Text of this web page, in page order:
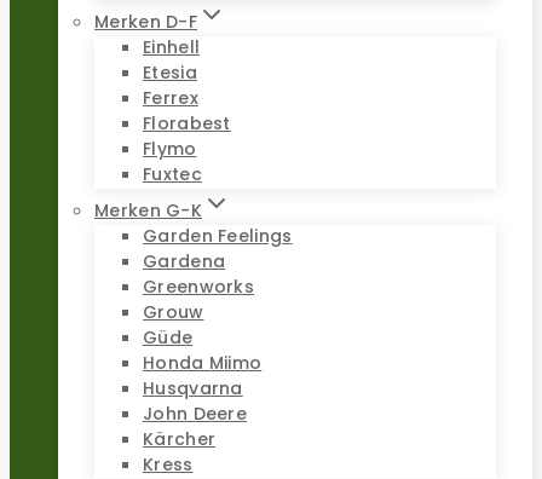
Merken D-F
Einhell
Etesia
Ferrex
Florabest
Flymo
Fuxtec
Merken G-K
Garden Feelings
Gardena
Greenworks
Grouw
Güde
Honda Miimo
Husqvarna
John Deere
Kärcher
Kress